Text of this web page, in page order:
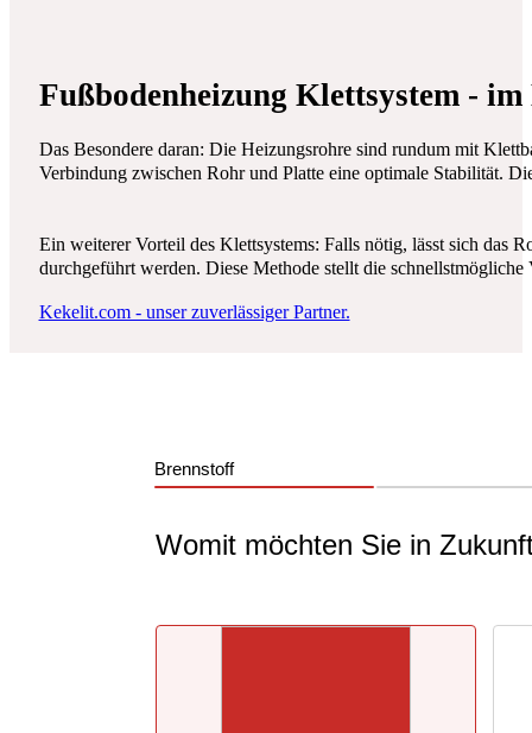
Fußbodenheizung Klettsystem -
Das Besondere daran: Die Heizungsrohre sind rundum mit
Verbindung zwischen Rohr und Platte eine optimale Stabilität.
Ein weiterer Vorteil des Klettsystems: Falls nötig, lässt sich das
durchgeführt werden. Diese Methode stellt die
Kekelit.com - unser zuverlässiger Partner.